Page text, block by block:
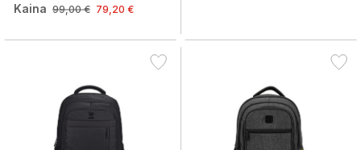
Kaina 99,00 € 79,20 €